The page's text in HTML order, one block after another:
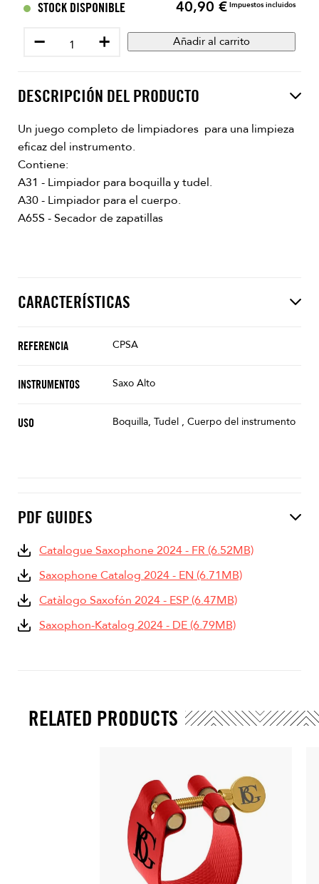
STOCK DISPONIBLE Precio
40,90 € Impuestos incluidos
− + Añadir al carrito
DESCRIPCIÓN DEL PRODUCTO
Un juego completo de limpiadores para una limpieza
eficaz del instrumento.
Contiene:
A31 - Limpiador para boquilla y tudel.
A30 - Limpiador para el cuerpo.
A65S - Secador de zapatillas
CARACTERÍSTICAS
REFERENCIA CPSA
INSTRUMENTOS Saxo Alto
USO Boquilla, Tudel , Cuerpo del instrumento
PDF GUIDES
Catalogue Saxophone 2024 - FR (6.52MB)
Saxophone Catalog 2024 - EN (6.71MB)
Catàlogo Saxofón 2024 - ESP (6.47MB)
Saxophon-Katalog 2024 - DE (6.79MB)
RELATED PRODUCTS